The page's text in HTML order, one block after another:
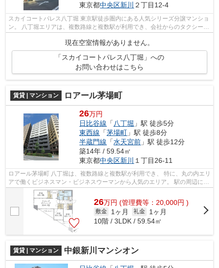
東京都中央区新川 ２丁目12-4
スカイコートパレス八丁堀 東京駅徒歩圏内にある人気シリーズ分譲マンショ
ン。 八丁堀エリアは、複数路線と複数駅が利用でき、会社からのタクシー代
も抑えることができると 特に、丸...
現在空室情報がありません。
「スカイコートパレス八丁堀」への
お問い合わせはこちら
賃貸 | マンション ロアール茅場町
26万円
日比谷線 「 八丁堀 」駅 徒歩5分
東西線 「茅場町 」駅 徒歩8分
半蔵門線 「水天宮前 」駅 徒歩12分
築14年 / 59.54㎡
東京都中央区新川 １丁目26-11
ロアール茅場町 八丁堀は、複数路線と複数駅が利用でき、 特に、丸の内エリ
アで働くビジネスマン・ビジネスウーマンから人気のエリア。 駅の周辺に、
スーパーやコンビニ、飲食店など...
26万円 (管理費等：20,000円 )
敷金 1ヶ月 礼金
1ヶ月
10階 / 3LDK / 59.54㎡
賃貸 | マンション 中銀新川マンシオン